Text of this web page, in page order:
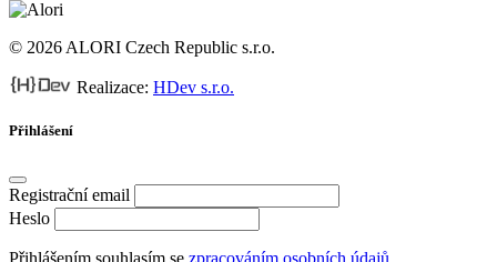
© 2026 ALORI Czech Republic s.r.o.
Realizace: HDev s.r.o.
Přihlášení
Registrační email
Heslo
Přihlášením souhlasím se zpracováním osobních údajů